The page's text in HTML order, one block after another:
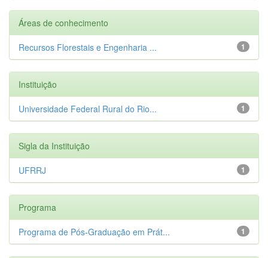
Áreas de conhecimento
1
Recursos Florestais e Engenharia ...
Instituição
1
Universidade Federal Rural do Rio...
Sigla da Instituição
1
UFRRJ
Programa
1
Programa de Pós-Graduação em Prát...